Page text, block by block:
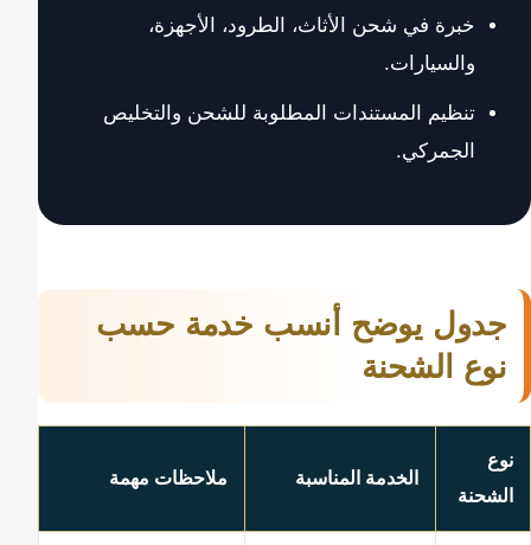
خبرة في شحن الأثاث، الطرود، الأجهزة،
والسيارات.
تنظيم المستندات المطلوبة للشحن والتخليص
الجمركي.
جدول يوضح أنسب خدمة حسب
نوع الشحنة
نوع
الشحنة
الخدمة المناسبة ملاحظات مهمة